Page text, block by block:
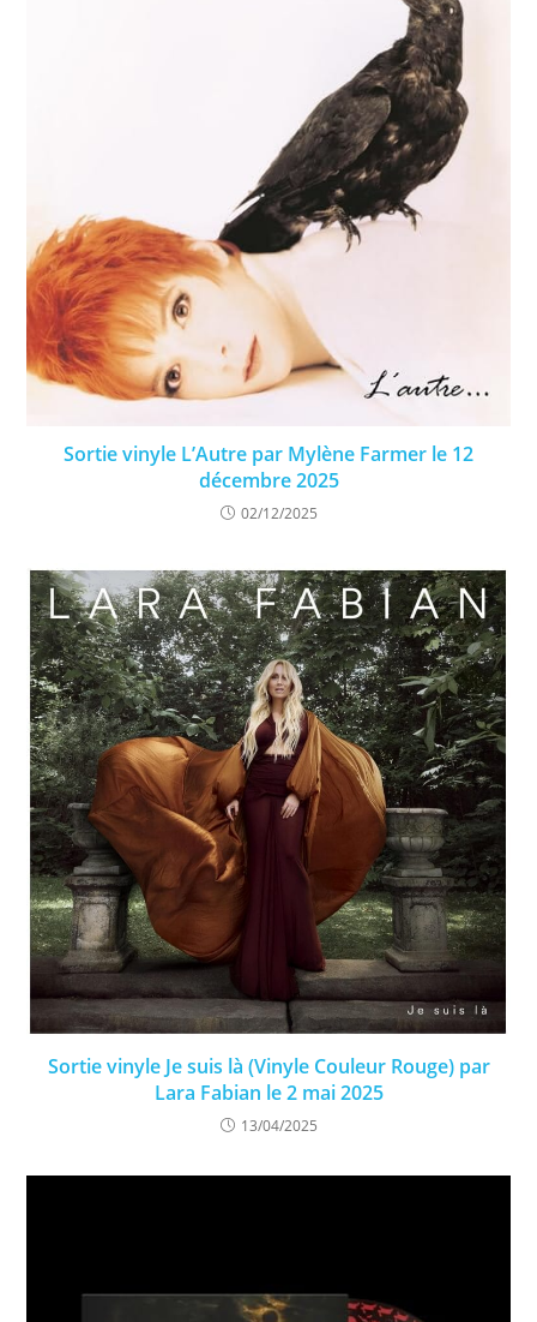
Sortie vinyle L’Autre par Mylène Farmer le 12
décembre 2025
02/12/2025
Sortie vinyle Je suis là (Vinyle Couleur Rouge) par
Lara Fabian le 2 mai 2025
13/04/2025